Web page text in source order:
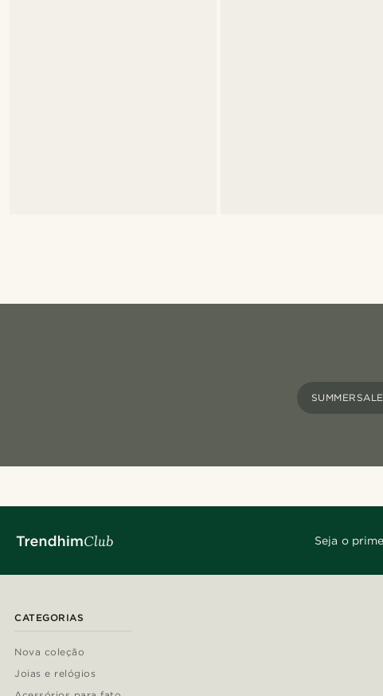
SUMMERSALE
Seja o
CATEGORIAS
Nova coleção
Joias e relógios